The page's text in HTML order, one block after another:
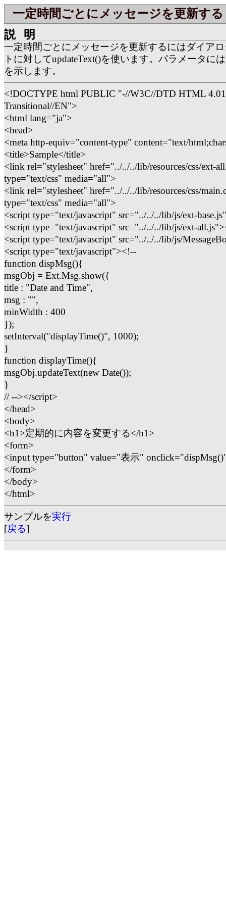
一定時間ごとにメッセージを更新する
説明
一定時間ごとにメッセージを更新するにはダイア
トに対してupdateText()を使います。パラメータに
を示します。
<!DOCTYPE html PUBLIC "-//W3C//DTD HTML 4.01
Transitional//EN">
<html lang="ja">
<head>
<meta http-equiv="content-type" content="text/
<title>Sample</title>
<link rel="stylesheet" href="../../../lib/resources/css/ext-
type="text/css" media="all">
<link rel="stylesheet" href="../../../lib/resources/css/
type="text/css" media="all">
<script type="text/javascript" src="../../../lib/js/ext-
<script type="text/javascript" src="../../../lib/js/ext-
<script type="text/javascript" src="../../../lib/js/
<script type="text/javascript"><!--
function dispMsg(){
msgObj = Ext.Msg.show({
title : "Date and Time",
msg : "",
minWidth : 400
});
setInterval("displayTime()", 1000);
}
function displayTime(){
msgObj.updateText(new Date());
}
// --></script>
</head>
<body>
<h1>定期的に内容を変更する</h1>
<form>
<input type="button" value="表示"
</form>
</body>
</html>
サンプルを実行
[戻る]